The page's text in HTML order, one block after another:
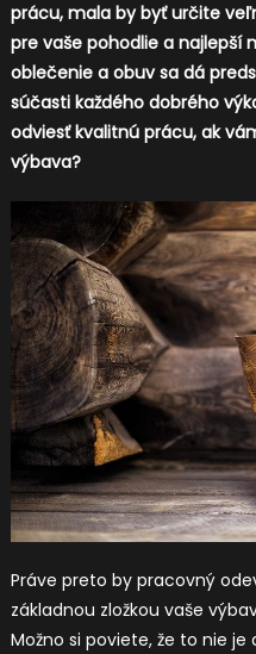
prácu, mala by byť určite
pre vaše pohodlie a najlepší
oblečenie a obuv sa dá
súčasti každého dobrého
odviesť kvalitnú prácu, ak
výbava?
Práve preto by pracovný
základnou zložkou vaše
Možno si poviete, že to nie je